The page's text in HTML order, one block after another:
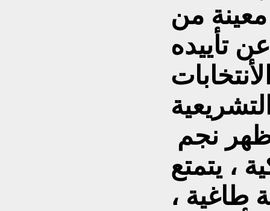
من
تأييده
، يتمتع
طاغية ،